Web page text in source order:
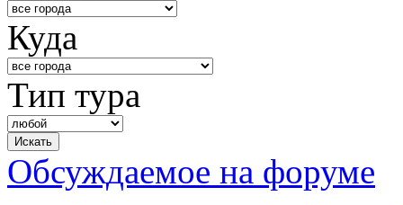
Куда
Тип тура
Обсуждаемое на форуме